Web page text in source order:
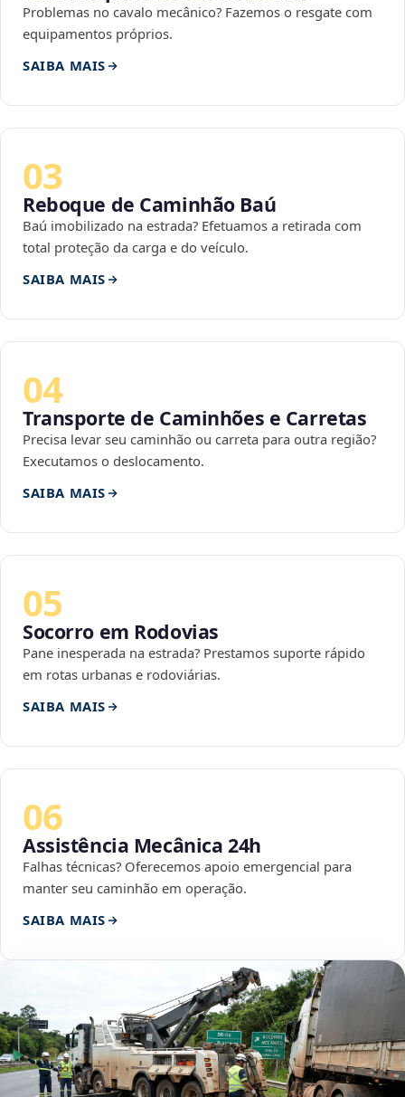
Problemas no cavalo mecânico? Fazemos o resgate com
equipamentos próprios.
SAIBA MAIS
03
Reboque de Caminhão Baú
Baú imobilizado na estrada? Efetuamos a retirada com
total proteção da carga e do veículo.
SAIBA MAIS
04
Transporte de Caminhões e Carretas
Precisa levar seu caminhão ou carreta para outra região?
Executamos o deslocamento.
SAIBA MAIS
05
Socorro em Rodovias
Pane inesperada na estrada? Prestamos suporte rápido
em rotas urbanas e rodoviárias.
SAIBA MAIS
06
Assistência Mecânica 24h
Falhas técnicas? Oferecemos apoio emergencial para
manter seu caminhão em operação.
SAIBA MAIS